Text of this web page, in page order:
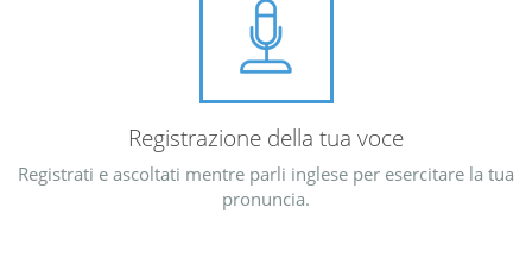
Registrazione della tua voce
Registrati e ascoltati mentre parli inglese per esercitare la tua
pronuncia.